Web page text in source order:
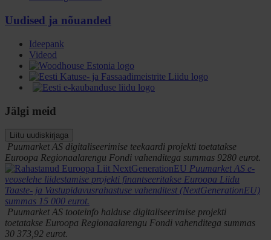
Uudised ja nõuanded
Ideepank
Videod
Jälgi meid
Liitu uudiskirjaga
Puumarket AS digitaliseerimise teekaardi projekti toetatakse
Euroopa Regionaalarengu Fondi vahenditega summas 9280 eurot.
Puumarket AS e-
veoselehe liidestamise projekti finantseeritakse Euroopa Liidu
Taaste- ja Vastupidavusrahastuse vahenditest (NextGenerationEU)
summas 15 000 eurot.
Puumarket AS tooteinfo halduse digitaliseerimise projekti
toetatakse Euroopa Regionaalarengu Fondi vahenditega summas
30 373,92 eurot.